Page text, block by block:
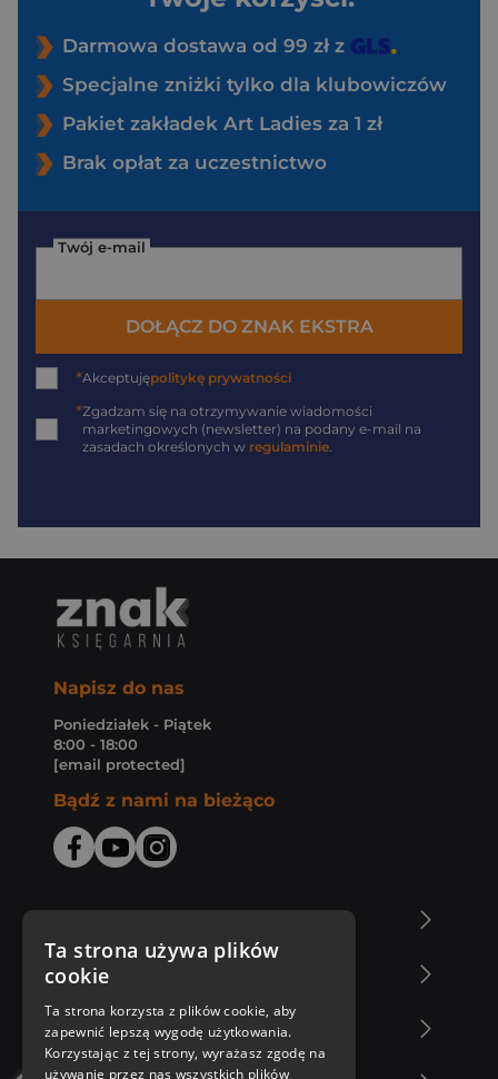
Darmowa dostawa od 99 zł z
Specjalne zniżki tylko dla klubowiczów
Pakiet zakładek Art Ladies za 1 zł
Brak opłat za uczestnictwo
Twój e-mail
DOŁĄCZ DO ZNAK EKSTRA
*Akceptujępolitykę prywatności
*Zgadzam się na otrzymywanie wiadomości
marketingowych (newsletter) na podany e-mail na
zasadach określonych w regulaminie
Napisz do nas
Poniedziałek - Piątek
8:00 - 18:00
[email protected]
Bądź z nami na bieżąco
Zakupy u nas
Nasza oferta
Ta strona używa plików
cookie
Ta strona korzysta z plików cookie, aby
zapewnić lepszą wygodę użytkowania.
Korzystając z tej strony, wyrażasz zgodę na
używanie przez nas wszystkich plików